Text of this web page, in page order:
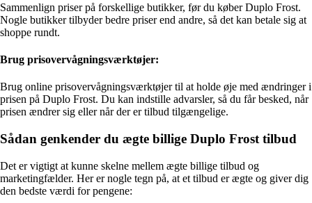
Sammenlign priser på forskellige butikker, før du køber Duplo Frost.
Nogle butikker tilbyder bedre priser end andre, så det kan betale sig at
shoppe rundt.
Brug prisovervågningsværktøjer:
Brug online prisovervågningsværktøjer til at holde øje med ændringer i
prisen på Duplo Frost. Du kan indstille advarsler, så du får besked, når
prisen ændrer sig eller når der er tilbud tilgængelige.
Sådan genkender du ægte billige Duplo Frost tilbud
Det er vigtigt at kunne skelne mellem ægte billige tilbud og
marketingfælder. Her er nogle tegn på, at et tilbud er ægte og giver dig
den bedste værdi for pengene: